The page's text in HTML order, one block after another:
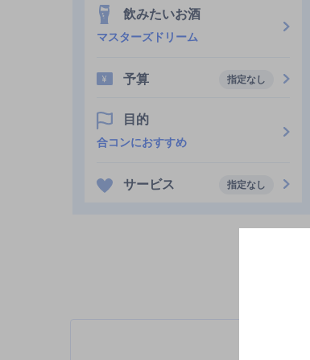
飲みたいお酒
マスターズドリーム
予算 指定なし
目的
合コンにおすすめ
サービス 指定なし